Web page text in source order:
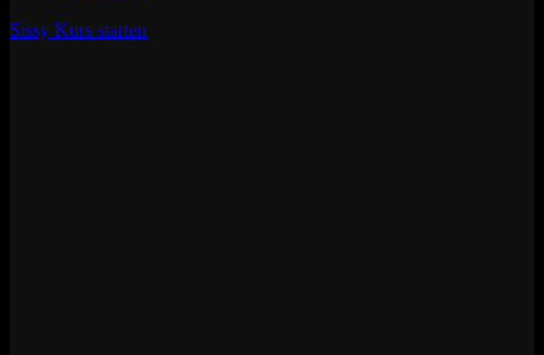
Sissy Kurs starten